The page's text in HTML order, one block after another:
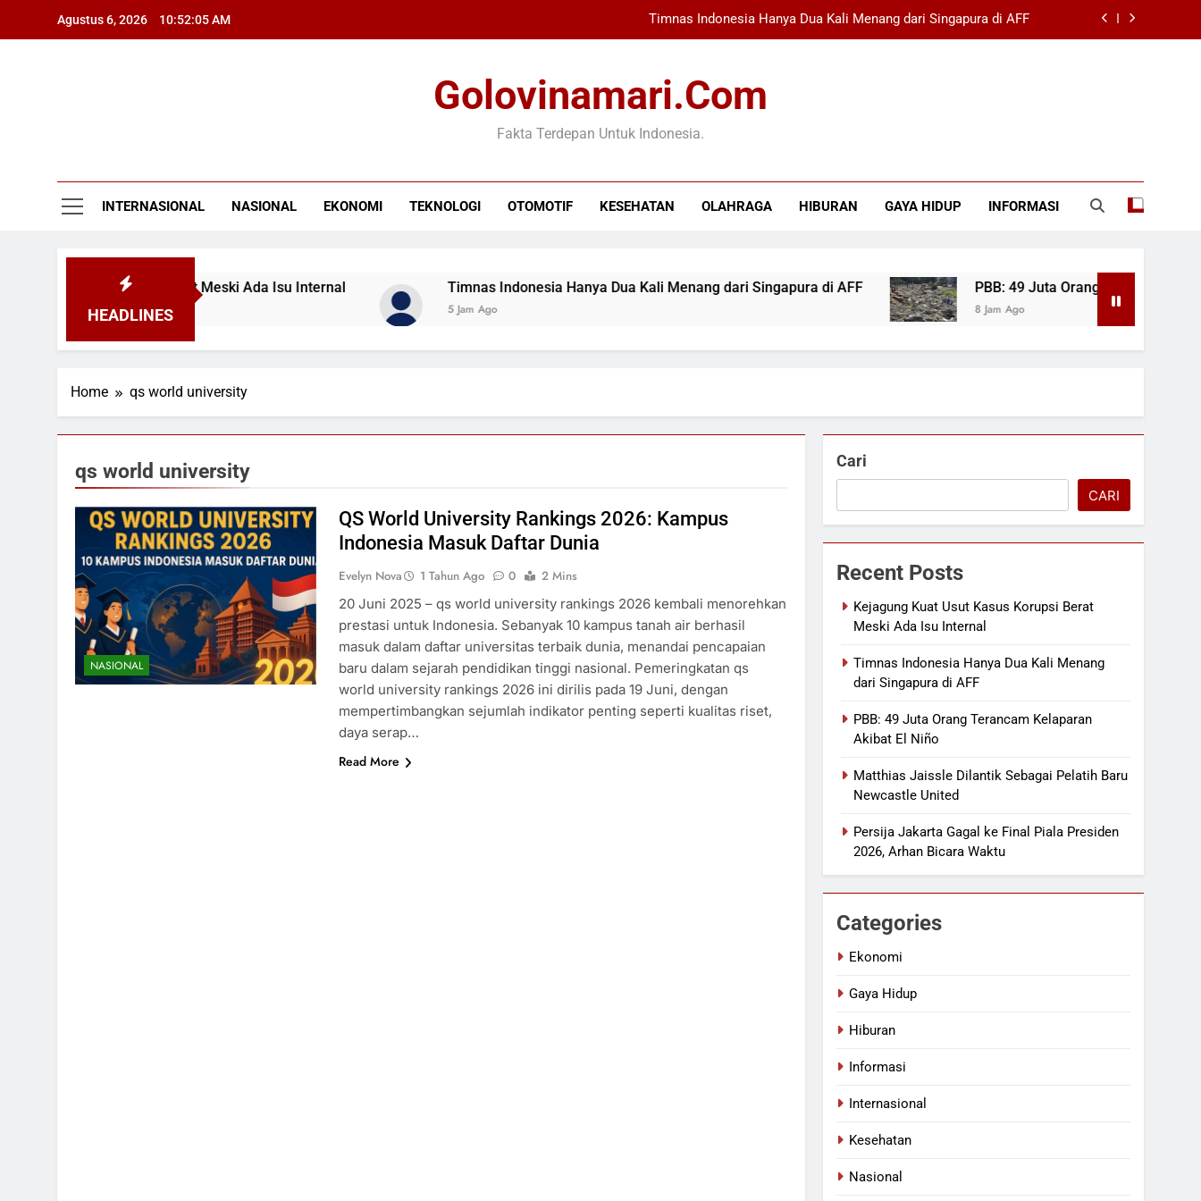
Agustus 6, 2026 10:52:05 AM Timnas Indonesia Hanya Dua Kali Menang dari Singapura di AFF
Matthias Jaissle Dilantik Sebagai Pelatih Baru Newcastle United
Kejagung Kuat Usut Kasus Korupsi Berat Meski Ada Isu Internal
PBB: 49 Juta Orang Terancam Kelaparan Akibat El Niño
Golovinamari.com
Fakta Terdepan Untuk Indonesia.
INTERNASIONAL NASIONAL EKONOMI TEKNOLOGI OTOMOTIF KESEHATAN OLAHRAGA HIBURAN GAYA HIDUP INFORMASI
HEADLINES
Kasus Korupsi Berat Meski Ada Isu Internal Timnas Indonesia Hanya Dua Kali Menang dari Singapura di AFF
5 Jam Ago
PBB: 49 Juta Orang Terancam
8 Jam Ago
Home qs world university
qs world university
NASIONAL
QS World University Rankings 2026: Kampus
Indonesia Masuk Daftar Dunia
Evelyn Nova 1 Tahun Ago 0
2 Mins
20 Juni 2025 – qs world university rankings 2026 kembali menorehkan
prestasi untuk Indonesia. Sebanyak 10 kampus tanah air berhasil
masuk dalam daftar universitas terbaik dunia, menandai pencapaian
baru dalam sejarah pendidikan tinggi nasional. Pemeringkatan qs
world university rankings 2026 ini dirilis pada 19 Juni, dengan
mempertimbangkan sejumlah indikator penting seperti kualitas riset,
daya serap…
Read More
Cari
CARI
Recent Posts
Kejagung Kuat Usut Kasus Korupsi Berat
Meski Ada Isu Internal
Timnas Indonesia Hanya Dua Kali Menang
dari Singapura di AFF
PBB: 49 Juta Orang Terancam Kelaparan
Akibat El Niño
Matthias Jaissle Dilantik Sebagai Pelatih Baru
Newcastle United
Persija Jakarta Gagal ke Final Piala Presiden
2026, Arhan Bicara Waktu
Categories
Ekonomi
Gaya Hidup
Hiburan
Informasi
Internasional
Kesehatan
Nasional